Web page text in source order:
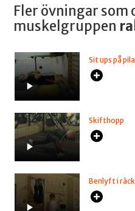
Fler övningar som
muskelgruppen
Sit ups på
Skifthopp
Benlyft i